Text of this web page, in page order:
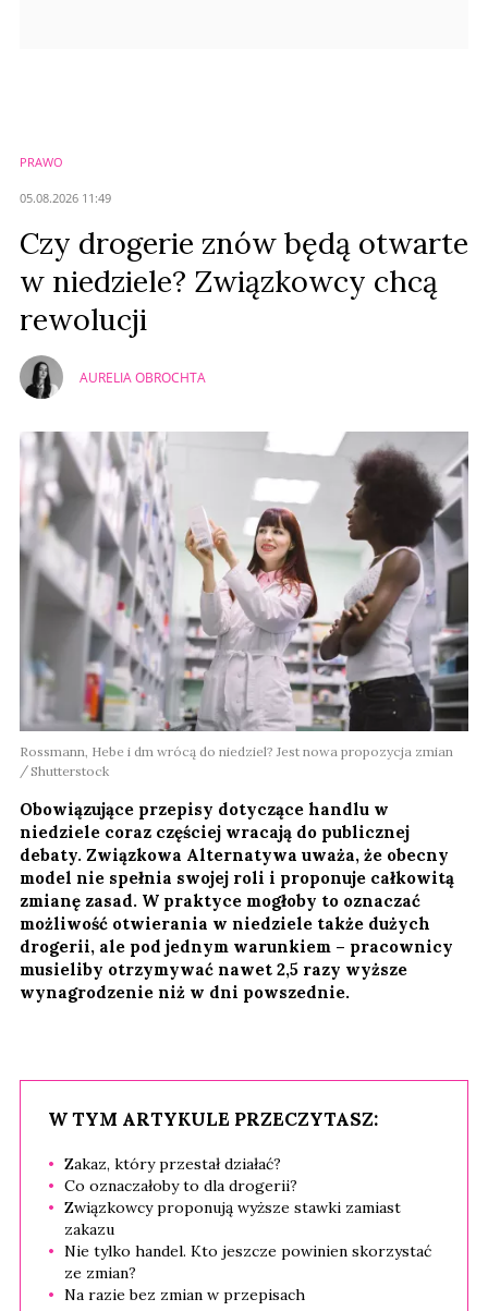
PRAWO
05.08.2026 11:49
Czy drogerie znów będą otwarte
w niedziele? Związkowcy chcą
rewolucji
AURELIA OBROCHTA
Rossmann, Hebe i dm wrócą do niedziel? Jest nowa propozycja zmian
Shutterstock
Obowiązujące przepisy dotyczące handlu w
niedziele coraz częściej wracają do publicznej
debaty. Związkowa Alternatywa uważa, że obecny
model nie spełnia swojej roli i proponuje całkowitą
zmianę zasad. W praktyce mogłoby to oznaczać
możliwość otwierania w niedziele także dużych
drogerii, ale pod jednym warunkiem – pracownicy
musieliby otrzymywać nawet 2,5 razy wyższe
wynagrodzenie niż w dni powszednie.
W TYM ARTYKULE PRZECZYTASZ:
Zakaz, który przestał działać?
Co oznaczałoby to dla drogerii?
Związkowcy proponują wyższe stawki zamiast
zakazu
Nie tylko handel. Kto jeszcze powinien skorzystać
ze zmian?
Na razie bez zmian w przepisach